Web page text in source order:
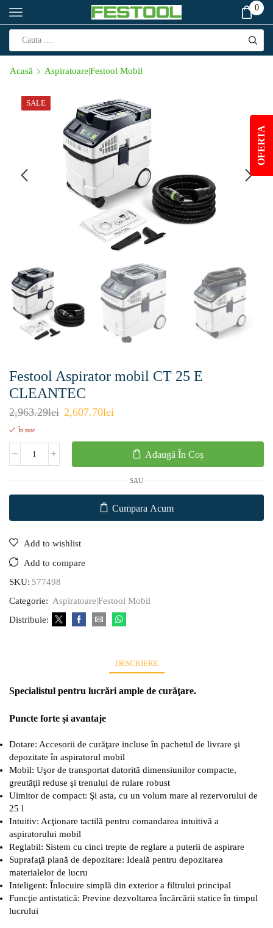
0
Acasă Aspiratoare|Festool Mobil
SALE
Festool Aspirator mobil CT 25 E
CLEANTEC
2,963.29lei 2,607.70lei
În stoc
Adaugă În Coș
SAU
Cumpara Acum
Add to wishlist
Add to compare
SKU: 577498
Categorie: Aspiratoare|Festool Mobil
Distribuie:
DESCRIERE
Specialistul pentru lucrări ample de curăţare.
Puncte forte şi avantaje
Dotare: Accesorii de curăţare incluse în pachetul de livrare şi
depozitate în aspiratorul mobil
Mobil: Uşor de transportat datorită dimensiunilor compacte,
greutăţii reduse şi trenului de rulare robust
Uimitor de compact: Şi asta, cu un volum mare al rezervorului de
25 l
Intuitiv: Acţionare tactilă pentru comandarea intuitivă a
aspiratorului mobil
Reglabil: Sistem cu cinci trepte de reglare a puterii de aspirare
Suprafaţă plană de depozitare: Ideală pentru depozitarea
materialelor de lucru
Inteligent: Înlocuire simplă din exterior a filtrului principal
Funcţie antistatică: Previne dezvoltarea încărcării statice în timpul
lucrului
OFERTA